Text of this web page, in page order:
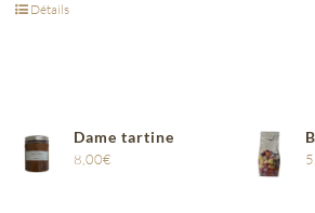
Détails
Dame tartine
8,00€